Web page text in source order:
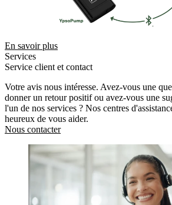
En savoir plus
Services
Service client et contact
Votre avis nous intéresse. Avez-vous une
donner un retour positif ou avez-vous une
l'un de nos services ? Nos centres
heureux de vous aider.
Nous contacter